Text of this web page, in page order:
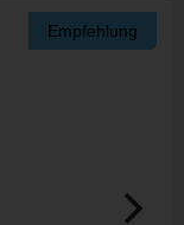
Empfehlung